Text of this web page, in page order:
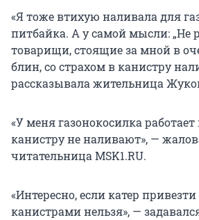
«Я тоже втихую наливала для
питбайка. А у самой мысли: „Не
товарищи, стоящие за мной в
блин, со страхом в канистру
рассказывала жительница
«У меня газонокосилка
канистру не наливают», —
читательница MSK1.RU.
«Интересно, если катер
канистрами нельзя», —